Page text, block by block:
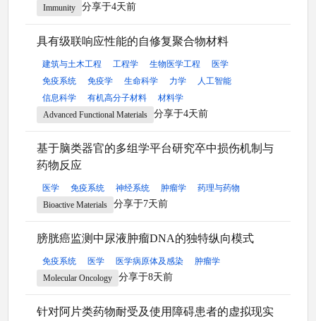
Immunity
分享于4天前
具有级联响应性能的自修复聚合物材料
建筑与土木工程 工程学 生物医学工程
医学
免疫系统
免疫学 生命科学 力学
人工智能
信息科学
有机高分子材料
材料学
Advanced Functional Materials
分享于4天前
基于脑类器官的多组学平台研究卒中损伤机制与
药物反应
医学 免疫系统 神经系统 肿瘤学
药理与药物
Bioactive Materials
分享于7天前
膀胱癌监测中尿液肿瘤DNA的独特纵向模式
免疫系统 医学 医学病原体及感染
肿瘤学
Molecular Oncology
分享于8天前
针对阿片类药物耐受及使用障碍患者的虚拟现实